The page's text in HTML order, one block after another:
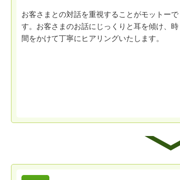
お客さまとの対話を重視することがモットーで
す。お客さまのお話にじっくりと耳を傾け、時
間をかけて丁寧にヒアリングいたします。